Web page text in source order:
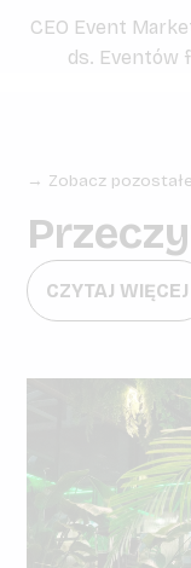
CEO Event
ds. Eventów
→ Zobacz
CZYTAJ WIĘCEJ